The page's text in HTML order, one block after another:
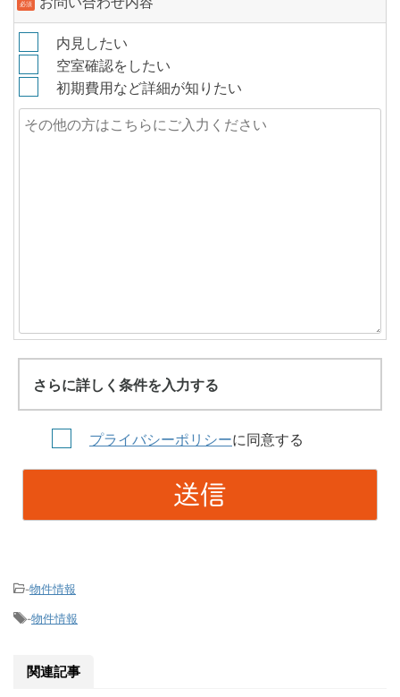
必須
内見したい
空室確認をしたい
初期費用など詳細が知りたい
さらに詳しく条件を入力する
プライバシーポリシーに同意する
-物件情報
-物件情報
関連記事